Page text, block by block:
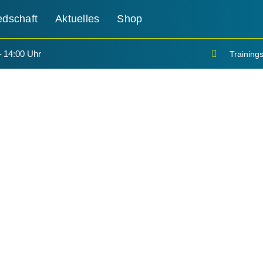
Aktuelles Shop
14:00 Uhr